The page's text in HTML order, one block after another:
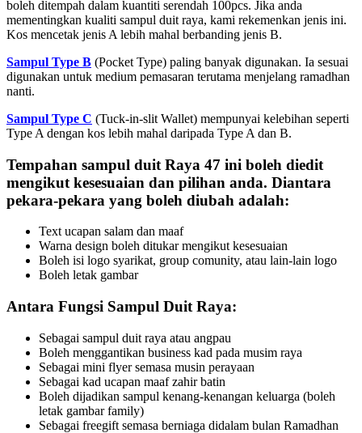
boleh ditempah dalam kuantiti serendah 100pcs. Jika anda
mementingkan kualiti sampul duit raya, kami rekemenkan jenis ini.
Kos mencetak jenis A lebih mahal berbanding jenis B.
Sampul Type B (Pocket Type) paling banyak digunakan. Ia sesuai
digunakan untuk medium pemasaran terutama menjelang ramadhan
nanti.
Sampul Type C (Tuck-in-slit Wallet) mempunyai kelebihan seperti
Type A dengan kos lebih mahal daripada Type A dan B.
Tempahan sampul duit Raya 47 ini boleh diedit
mengikut kesesuaian dan pilihan anda. Diantara
pekara-pekara yang boleh diubah adalah:
Text ucapan salam dan maaf
Warna design boleh ditukar mengikut kesesuaian
Boleh isi logo syarikat, group comunity, atau lain-lain logo
Boleh letak gambar
Antara Fungsi Sampul Duit Raya:
Sebagai sampul duit raya atau angpau
Boleh menggantikan business kad pada musim raya
Sebagai mini flyer semasa musin perayaan
Sebagai kad ucapan maaf zahir batin
Boleh dijadikan sampul kenang-kenangan keluarga (boleh
letak gambar family)
Sebagai freegift semasa berniaga didalam bulan Ramadhan